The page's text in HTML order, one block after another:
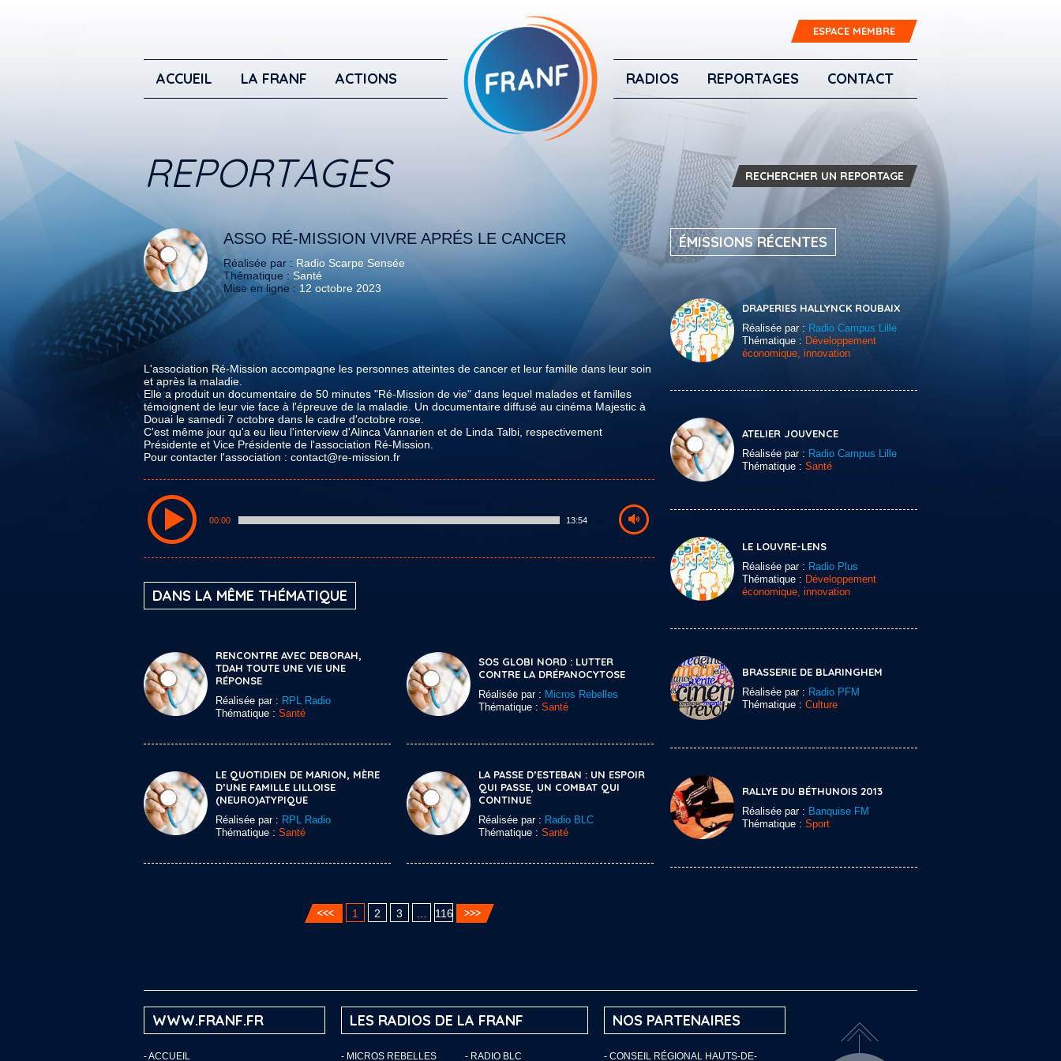
ESPACE MEMBRE
ACCUEIL LA FRANF ACTIONS RADIOS REPORTAGES CONTACT
REPORTAGES RECHERCHER UN REPORTAGE
ASSO RÉ-MISSION VIVRE APRÉS LE CANCER
Réalisée par : Radio Scarpe Sensée
Thématique : Santé
Mise en ligne : 12 octobre 2023
L'association Ré-Mission accompagne les personnes atteintes de cancer et leur famille dans leur soin
et après la maladie.
Elle a produit un documentaire de 50 minutes "Ré-Mission de vie" dans lequel malades et familles
témoignent de leur vie face à l'épreuve de la maladie. Un documentaire diffusé au cinéma Majestic à
Douai le samedi 7 octobre dans le cadre d'octobre rose.
C'est même jour qu'a eu lieu l'interview d'Alinca Vannarien et de Linda Talbi, respectivement
Présidente et Vice Présidente de l'association Ré-Mission.
Pour contacter l'association : contact@re-mission.fr
00:00 13:54
DANS LA MÊME THÉMATIQUE
RENCONTRE AVEC DEBORAH,
TDAH TOUTE UNE VIE UNE
RÉPONSE
Réalisée par : RPL Radio
Thématique : Santé
SOS GLOBI NORD : LUTTER
CONTRE LA DRÉPANOCYTOSE
Réalisée par : Micros Rebelles
Thématique : Santé
LE QUOTIDIEN DE MARION, MÈRE
D’UNE FAMILLE LILLOISE
(NEURO)ATYPIQUE
Réalisée par : RPL Radio
Thématique : Santé
LA PASSE D’ESTEBAN : UN ESPOIR
QUI PASSE, UN COMBAT QUI
CONTINUE
Réalisée par : Radio BLC
Thématique : Santé
1 2 3 116
ÉMISSIONS RÉCENTES
DRAPERIES HALLYNCK ROUBAIX
Réalisée par : Radio Campus Lille
Thématique : Développement
économique, innovation
ATELIER JOUVENCE
Réalisée par : Radio Campus Lille
Thématique : Santé
LE LOUVRE-LENS
Réalisée par : Radio Plus
Thématique : Développement
économique, innovation
BRASSERIE DE BLARINGHEM
Réalisée par : Radio PFM
Thématique : Culture
RALLYE DU BÉTHUNOIS 2013
Réalisée par : Banquise FM
Thématique : Sport
WWW.FRANF.FR
-ACCUEIL
LES RADIOS DE LA FRANF
- MICROS REBELLES - RADIO BLC
NOS PARTENAIRES
- CONSEIL RÉGIONAL HAUTS-DE-